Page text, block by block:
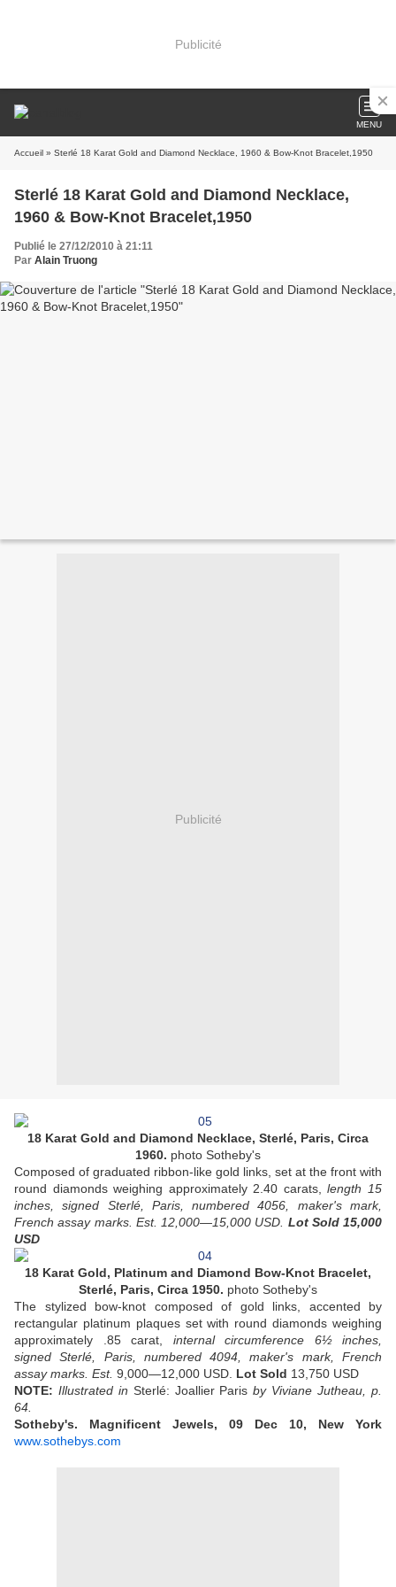
Publicité
MENU
Accueil » Sterlé 18 Karat Gold and Diamond Necklace, 1960 & Bow-Knot Bracelet,1950
Sterlé 18 Karat Gold and Diamond Necklace,
1960 & Bow-Knot Bracelet,1950
Publié le 27/12/2010 à 21:11
Par Alain Truong
Publicité
18 Karat Gold and Diamond Necklace, Sterlé, Paris, Circa
1960. photo Sotheby's
Composed of graduated ribbon-like gold links, set at the front with
round diamonds weighing approximately 2.40 carats,length 15
inches, signed Sterlé, Paris, numbered 4056, maker's mark,
French assay marks. Est. 12,000—15,000 USD. Lot Sold 15,000
USD
18 Karat Gold, Platinum and Diamond Bow-Knot Bracelet,
Sterlé, Paris, Circa 1950. photo Sotheby's
The stylized bow-knot composed of gold links, accented by
rectangular platinum plaques set with round diamonds weighing
approximately .85 carat, internal circumference 6½ inches,
signed Sterlé, Paris, numbered 4094, maker's mark, French
assay marks. Est. 9,000—12,000 USD. Lot Sold 13,750 USD
NOTE: Illustrated in Sterlé: Joallier Paris by Viviane Jutheau, p.
64.
Sotheby's. Magnificent Jewels, 09 Dec 10, New York
www.sothebys.com